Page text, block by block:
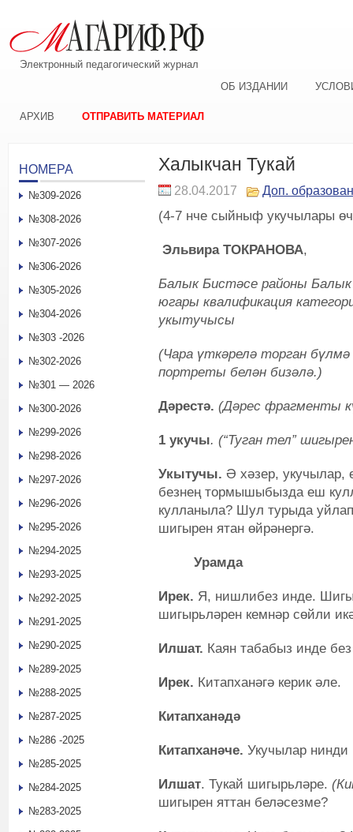
Электронный педагогический журнал
ОБ ИЗДАНИИ
АРХИВ ОТПРАВИТЬ МАТЕРИАЛ
Халыкчан Тукай
28.04.2017 Доп.
(4-7 нче сыйныф укучылары
Эльвира ТОКРАНОВА,
Балык Бистәсе районы
югары квалификация
укытучысы
(Чара үткәрелә торган
портреты белән бизәлә.)
Дәрестә. (Дәрес фрагменты
1 укучы. (“Туган тел”
Укытучы. Ә хәзер, укучылар,
безнең тормышыбызда еш
кулланыла? Шул турыда уйлап
шигырен ятан өйрәнергә.
Урамда
Ирек. Я, нишлибез инде.
шигырьләрен кемнәр сөйли
Илшат. Каян табабыз инде
Ирек. Китапханәгә керик әле.
Китапханәдә
Китапханәче. Укучылар нинди
Илшат. Тукай шигырьләре.
шигырен яттан беләсезме?
НОМЕРА
№309-2026
№308-2026
№307-2026
№306-2026
№305-2026
№304-2026
№303 -2026
№302-2026
№301 — 2026
№300-2026
№299-2026
№298-2026
№297-2026
№296-2026
№295-2026
№294-2025
№293-2025
№292-2025
№291-2025
№290-2025
№289-2025
№288-2025
№287-2025
№286 -2025
№285-2025
№284-2025
№283-2025